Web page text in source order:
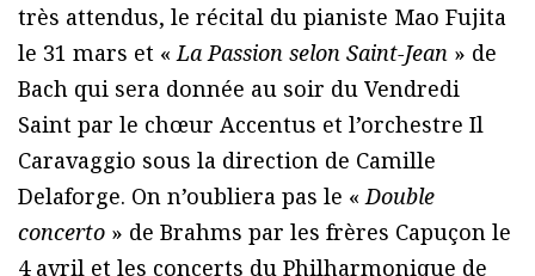
très attendus, le récital du pianiste Mao Fujita
le 31 mars et « La Passion selon Saint-Jean » de
Bach qui sera donnée au soir du Vendredi
Saint par le chœur Accentus et l’orchestre Il
Caravaggio sous la direction de Camille
Delaforge. On n’oubliera pas le «Double
concerto » de Brahms par les frères Capuçon le
4 avril et les concerts du Philharmonique de